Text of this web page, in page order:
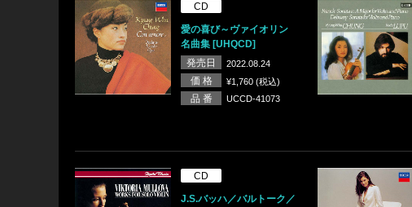
CD
愛の喜び～ヴァイオリン
名曲集 [UHQCD]
発売日
2022.08.24
価 格 ¥1,760 (税込)
品 番 UCCD-41073
CD
J.S.バッハ／バルトーク／